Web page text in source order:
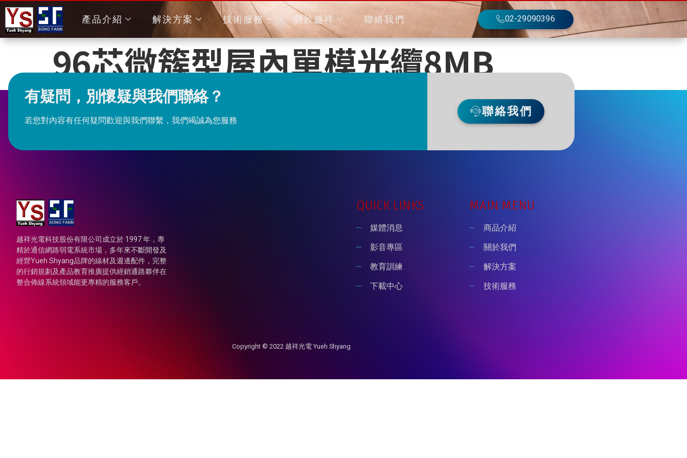
產品介紹 解決方案 技術服務 關於越祥 聯絡我們 02-29090396
96芯微簇型屋內單模光纜8MB
有疑問，別懷疑與我們聯絡？
若您對內容有任何疑問歡迎與我們聯繫，我們竭誠為您服務
聯絡我們
越祥光電科技股份有限公司成立於 1997 年，專
精於通信網路弱電系統市場，多年來不斷開發及
經營Yueh Shyang品牌的線材及週邊配件，完整
的行銷規劃及產品教育推廣提供經銷通路夥伴在
整合佈線系統領域能更專精的服務客戶。
QUICK LINKS
媒體消息
影音專區
教育訓練
下載中心
MAIN MENU
商品介紹
關於我們
解決方案
技術服務
Copyright © 2022 越祥光電 Yueh Shyang